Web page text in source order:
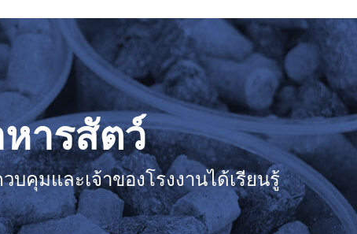
ารสัตว์
คุมและเจ้าของโรงงานได้เรียนรู้